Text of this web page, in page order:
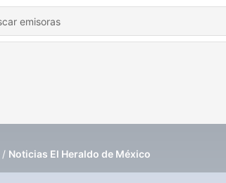
Noticias El Heraldo de México